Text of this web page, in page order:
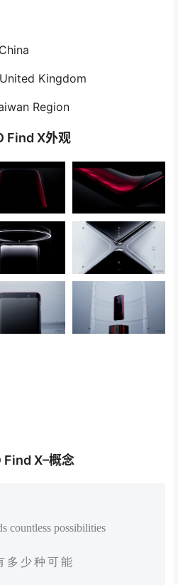
Kingdom
Region
Find X外观
Find X–概念
countless possibilities
多 少 种 可 能